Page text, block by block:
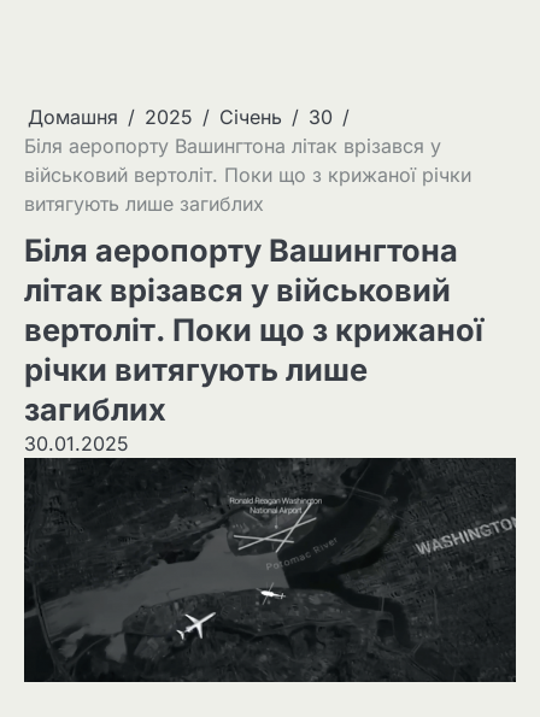
Домашня 2025 Січень
30
Біля аеропорту Вашингтона літак врізався у
військовий вертоліт. Поки що з крижаної річки
витягують лише загиблих
Біля аеропорту Вашингтона
літак врізався у військовий
вертоліт. Поки що з крижаної
річки витягують лише
загиблих
30.01.2025